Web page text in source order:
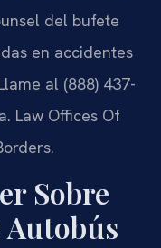
del bufete
en accidentes
al (888) 437-
Law Offices Of
Sobre
Autobús